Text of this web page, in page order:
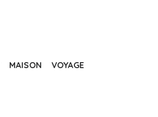
MAISON VOYAGE